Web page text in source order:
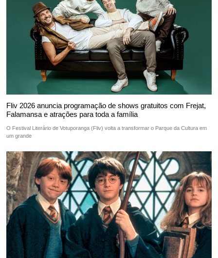
Fliv 2026 anuncia programação de shows gratuitos com Frejat,
Falamansa e atrações para toda a família
O Festival Literário de Votuporanga (Fliv) volta a transformar o Parque da Cultura em
um grande